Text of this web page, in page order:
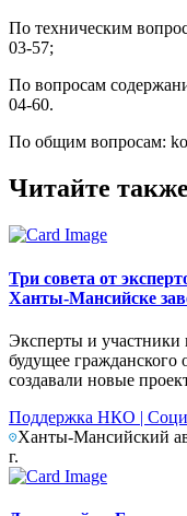
По техническим
03-57;
По вопросам
04-60.
По общим вопросам:
Читайте также
Три совета от
Ханты-Мансийске
Эксперты и участники
будущее
создавали новые
Поддержка НКО |
Ханты-Мансийский
г.